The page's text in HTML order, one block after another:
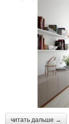
читать дальше →